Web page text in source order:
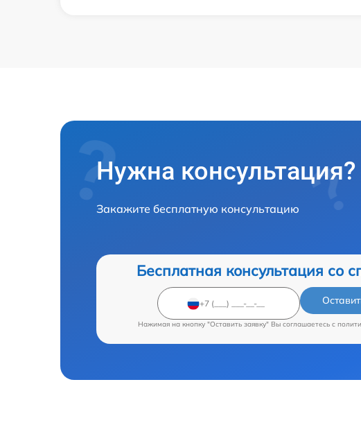
Нужна консультация?
Закажите бесплатную консультацию
Бесплатная консультация со
Нажимая на кнопку "Оставить заявку" Вы соглашаетесь c